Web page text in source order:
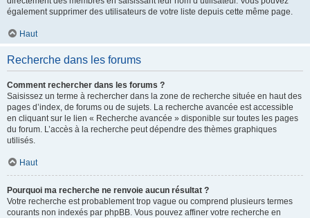
également supprimer des utilisateurs de votre liste depuis cette même page.
Haut
Recherche dans les forums
Comment rechercher dans les forums ?
Saisissez un terme à rechercher dans la zone de recherche située en haut des
pages d’index, de forums ou de sujets. La recherche avancée est accessible
en cliquant sur le lien « Recherche avancée » disponible sur toutes les pages
du forum. L’accès à la recherche peut dépendre des thèmes graphiques
utilisés.
Haut
Pourquoi ma recherche ne renvoie aucun résultat ?
Votre recherche est probablement trop vague ou comprend plusieurs termes
courants non indexés par phpBB. Vous pouvez affiner votre recherche en